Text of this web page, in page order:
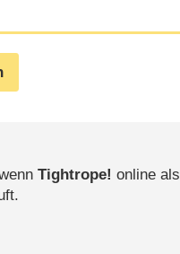
Tightrope! online als